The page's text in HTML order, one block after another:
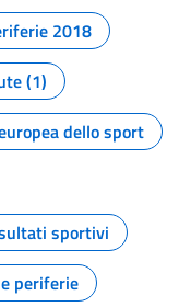
2018
(1)
dello sport
sportivi
periferie